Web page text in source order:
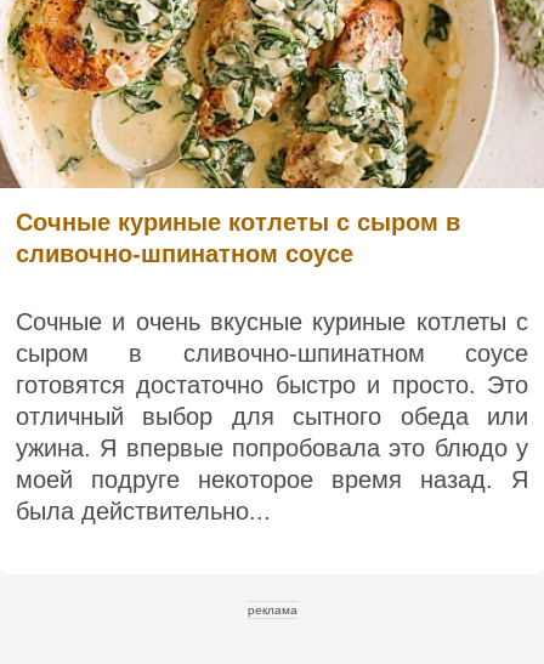
Сочные куриные котлеты с сыром в
сливочно-шпинатном соусе
Сочные и очень вкусные куриные котлеты с
сыром в сливочно-шпинатном соусе
готовятся достаточно быстро и просто. Это
отличный выбор для сытного обеда или
ужина. Я впервые попробовала это блюдо у
моей подруге некоторое время назад. Я
была действительно...
реклама